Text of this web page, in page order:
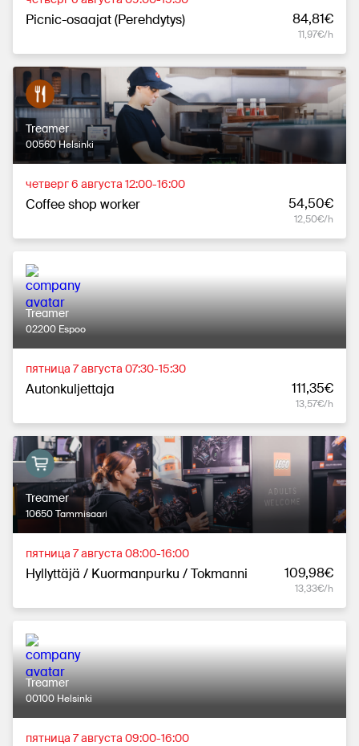
Picnic-osaajat (Perehdytys) 84,81€
11,97€/h
Treamer
00560 Helsinki
четверг 6 августа 12:00-16:00
Coffee shop worker 54,50€
12,50€/h
Treamer
02200 Espoo
пятница 7 августа 07:30-15:30
Autonkuljettaja 111,35€
13,57€/h
Treamer
10650 Tammisaari
пятница 7 августа 08:00-16:00
Hyllyttäjä / Kuormanpurku / Tokmanni 109,98€
13,33€/h
Treamer
00100 Helsinki
пятница 7 августа 09:00-16:00